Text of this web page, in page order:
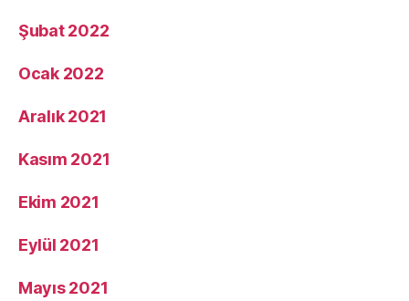
Şubat 2022
Ocak 2022
Aralık 2021
Kasım 2021
Ekim 2021
Eylül 2021
Mayıs 2021